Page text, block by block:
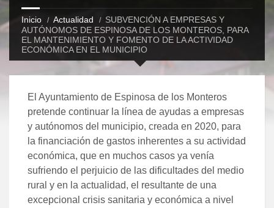
Inicio Actualidad
SUBVENCIÓN A EMPRESAS Y
AUTÓNOMOS DE ESPINOSA DE LOS MONTEROS, PARA
EL MANTENIMIENTO Y FOMENTO DE LA ACTIVIDAD
ECONÓMICA EN EL MUNICIPIO
El Ayuntamiento de Espinosa de los Monteros
pretende continuar la línea de ayudas a empresas
y autónomos del municipio, creada en 2020, para
la financiación de gastos inherentes a su actividad
económica, que en muchos casos ya venía
sufriendo el perjuicio de las dificultades del medio
rural y en la actualidad, el resultante de una
excepcional crisis sanitaria y económica a nivel